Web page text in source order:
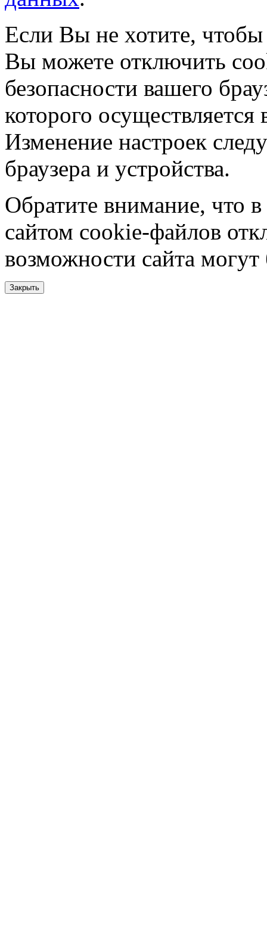
Если Вы не хотите,
Вы можете отключить
безопасности вашего
которого
Изменение настроек
браузера и устройства.
Обратите внимание, что в
сайтом cookie-файлов
возможности сайта
Закрыть